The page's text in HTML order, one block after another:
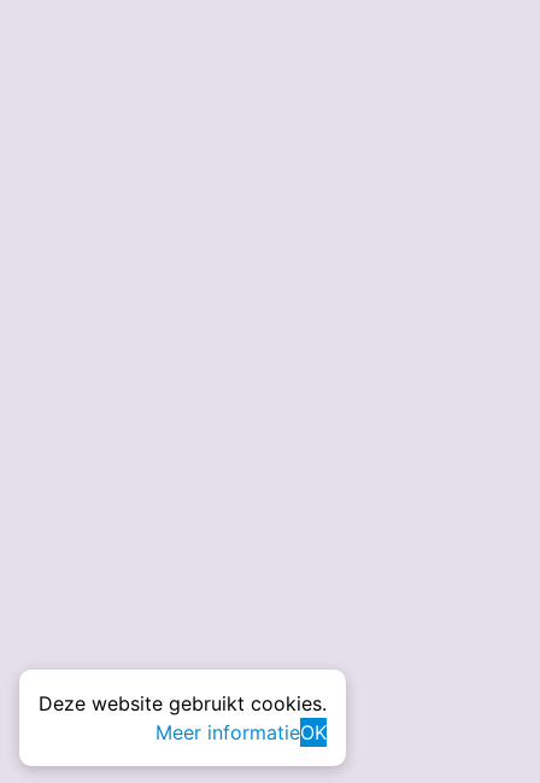
Deze website gebruikt cookies.
Meer informatieOK